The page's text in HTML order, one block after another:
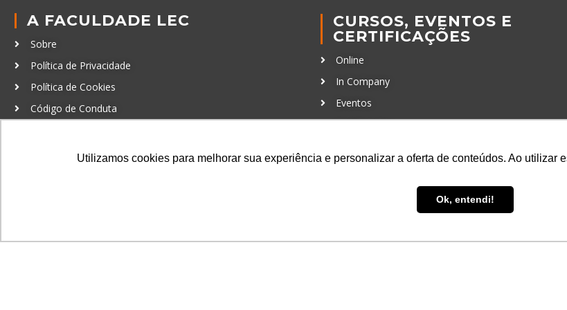
Utilizamos cookies para melhorar sua experiência e personalizar a oferta de conteúdos. Ao utilizar
Ok, entendi!
A FACULDADE LEC
Sobre
Política de Privacidade
Política de Cookies
Código de Conduta
GRADUAÇÃO
CURSOS, EVENTOS E
CERTIFICAÇÕES
Online
In Company
Eventos
Certificações